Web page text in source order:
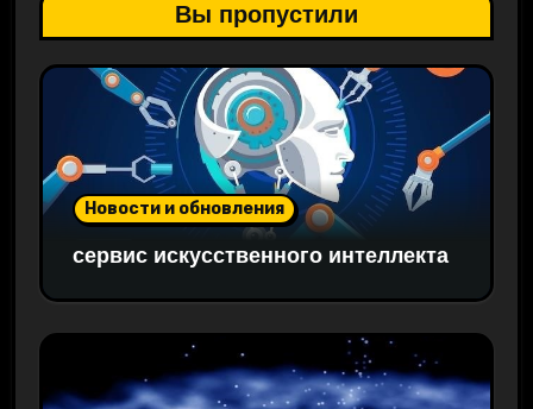
Вы пропустили
Новости и обновления
сервис искусственного интеллекта